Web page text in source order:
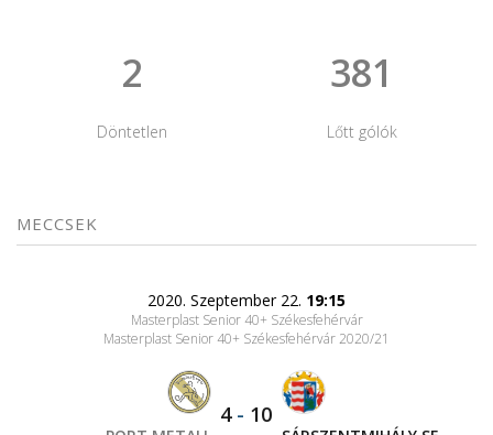
2
Döntetlen
381
Lőtt gólók
MECCSEK
2020. Szeptember 22. 19:15
Masterplast Senior 40+ Székesfehérvár
Masterplast Senior 40+ Székesfehérvár 2020/21
4- 10